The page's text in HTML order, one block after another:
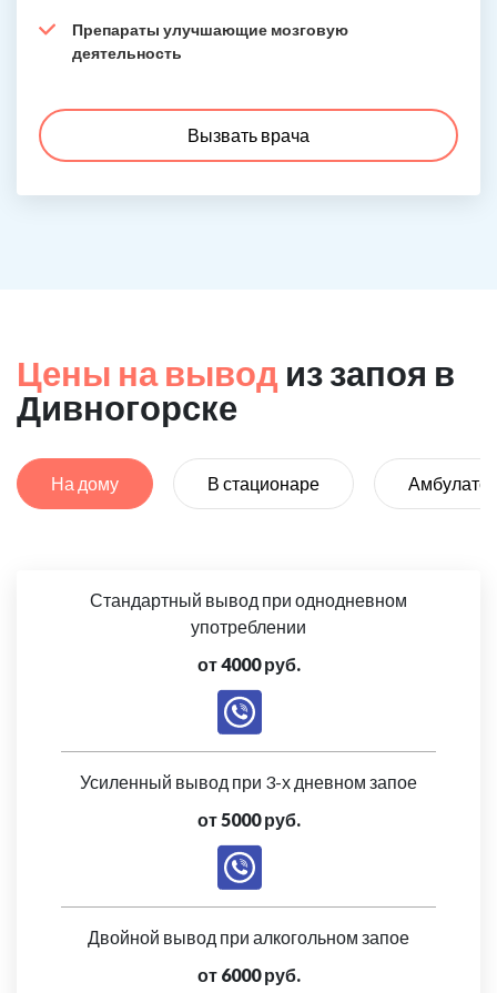
Препараты улучшающие мозговую
деятельность
Вызвать врача
Цены на вывод из запоя в
Дивногорске
На дому В стационаре
Стандартный вывод при однодневном
употреблении
от 4000 руб.
Усиленный вывод при 3-х дневном запое
от 5000 руб.
Двойной вывод при алкогольном запое
от 6000 руб.